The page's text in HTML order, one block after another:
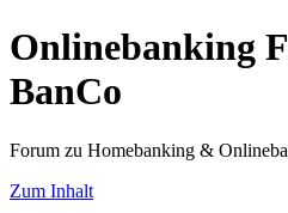
Onlinebanking
BanCo
Forum zu Homebanking &
Zum Inhalt